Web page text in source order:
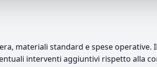
materiali standard e spese operative.
interventi aggiuntivi rispetto alla